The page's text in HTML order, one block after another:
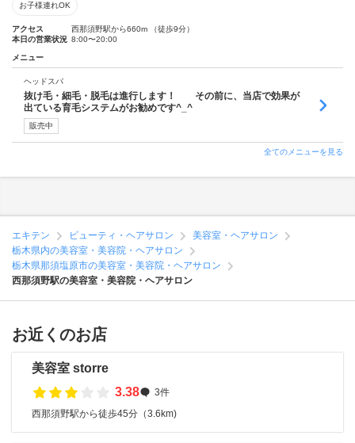
お子様連れOK
アクセス
西那須野駅から660m （徒歩9分）
本日の営業状況 8:00〜20:00
メニュー
ヘッドスパ
抜け毛・細毛・脱毛は進行します！ その前に、当店で効果が
出ている育毛システムがお勧めです^_^
販売中
全てのメニューを見る
エキテン ビューティ・ヘアサロン
美容室・ヘアサロン
栃木県内の美容室・美容院・ヘアサロン
栃木県那須塩原市の美容室・美容院・ヘアサロン
西那須野駅の美容室・美容院・ヘアサロン
お近くのお店
美容室 storre
3.38
3件
西那須野駅から徒歩45分（3.6km)